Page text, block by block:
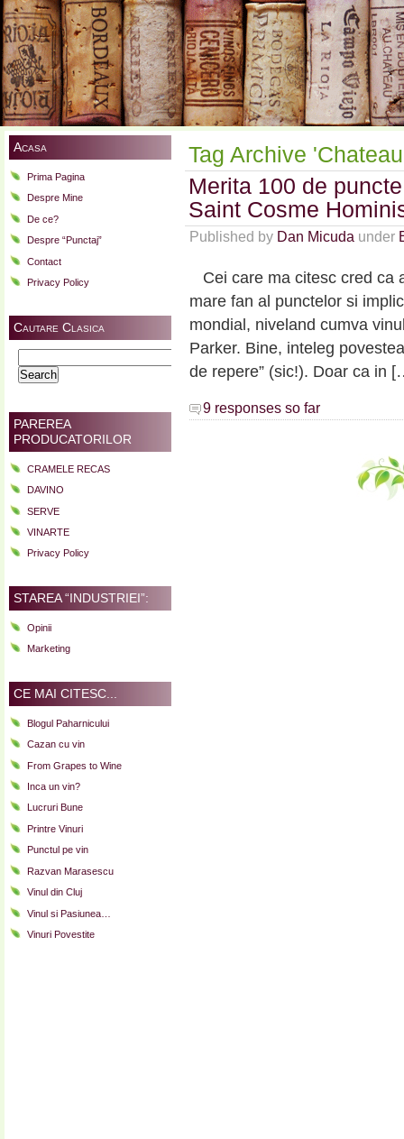
Acasa
Prima Pagina
Despre Mine
De ce?
Despre “Punctaj”
Contact
Privacy Policy
Cautare Clasica
for:
PAREREA
PRODUCATORILOR
CRAMELE RECAS
DAVINO
SERVE
VINARTE
Privacy Policy
STAREA “INDUSTRIEI”:
Opinii
Marketing
CE MAI CITESC...
Blogul Paharnicului
Cazan cu vin
From Grapes to Wine
Inca un vin?
Lucruri Bune
Printre Vinuri
Punctul pe vin
Razvan Marasescu
Vinul din Cluj
Vinul si Pasiunea…
Vinuri Povestite
Tag Archive
Merita 100 de
Saint Cosme
Published by Dan Micuda under
Cei care ma citesc cred ca
mare fan al punctelor si
mondial, niveland cumva
Parker. Bine, inteleg
de repere” (sic!). Doar ca in
9 responses so far